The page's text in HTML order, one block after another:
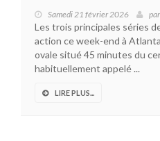
Samedi 21 février 2026 par
Les trois principales séries
action ce week-end à
ovale situé 45 minutes du
habituellement appelé ...
LIRE PLUS...